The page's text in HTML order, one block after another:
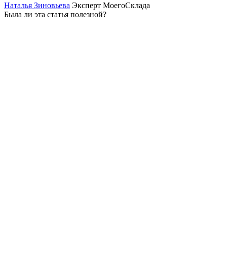
Наталья Зиновьева Эксперт МоегоСклада
Была ли эта статья полезной?